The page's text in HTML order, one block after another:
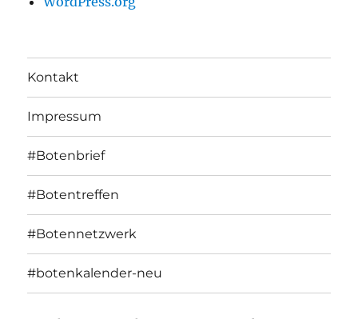
Kontakt
Impressum
#Botenbrief
#Botentreffen
#Botennetzwerk
#botenkalender-neu